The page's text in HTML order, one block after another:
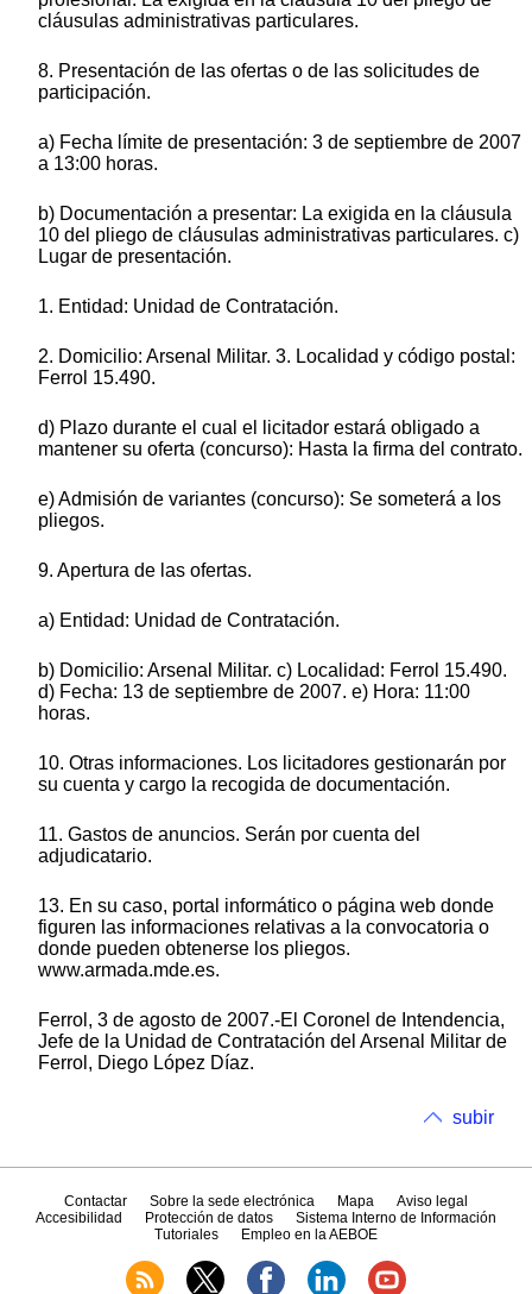
cláusulas administrativas particulares.
8. Presentación de las ofertas o de las solicitudes de
participación.
a) Fecha límite de presentación: 3 de septiembre de 2007
a 13:00 horas.
b) Documentación a presentar: La exigida en la cláusula
10 del pliego de cláusulas administrativas particulares. c)
Lugar de presentación.
1. Entidad: Unidad de Contratación.
2. Domicilio: Arsenal Militar. 3. Localidad y código postal:
Ferrol 15.490.
d) Plazo durante el cual el licitador estará obligado a
mantener su oferta (concurso): Hasta la firma del contrato.
e) Admisión de variantes (concurso): Se someterá a los
pliegos.
9. Apertura de las ofertas.
a) Entidad: Unidad de Contratación.
b) Domicilio: Arsenal Militar. c) Localidad: Ferrol 15.490.
d) Fecha: 13 de septiembre de 2007. e) Hora: 11:00
horas.
10. Otras informaciones. Los licitadores gestionarán por
su cuenta y cargo la recogida de documentación.
11. Gastos de anuncios. Serán por cuenta del
adjudicatario.
13. En su caso, portal informático o página web donde
figuren las informaciones relativas a la convocatoria o
donde pueden obtenerse los pliegos.
www.armada.mde.es.
Ferrol, 3 de agosto de 2007.-El Coronel de Intendencia,
Jefe de la Unidad de Contratación del Arsenal Militar de
Ferrol, Diego López Díaz.
subir
Contactar Sobre la sede electrónica Mapa
Aviso legal
Accesibilidad
Protección de datos
Sistema Interno de Información
Tutoriales
Empleo en la AEBOE